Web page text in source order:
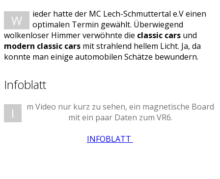
W
ieder hatte der MC Lech-Schmuttertal e.V einen
optimalen Termin gewählt. Überwiegend
wolkenloser Himmer verwöhnte die classic cars und
modern classic cars mit strahlend hellem Licht. Ja, da
konnte man einige automobilen Schätze bewundern.
Infoblatt
I
m Video nur kurz zu sehen, ein magnetische Board
mit ein paar Daten zum VR6.
INFOBLATT